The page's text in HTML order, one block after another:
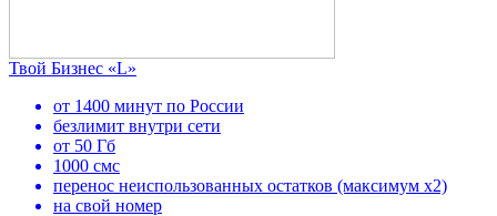
Твой Бизнес «L»
от 1400 минут по России
безлимит внутри сети
от 50 Гб
1000 смс
перенос неиспользованных остатков (максимум х2)
на свой номер